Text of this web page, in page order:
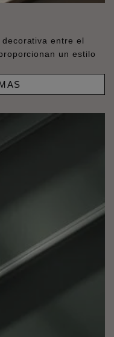
entre el
un estilo